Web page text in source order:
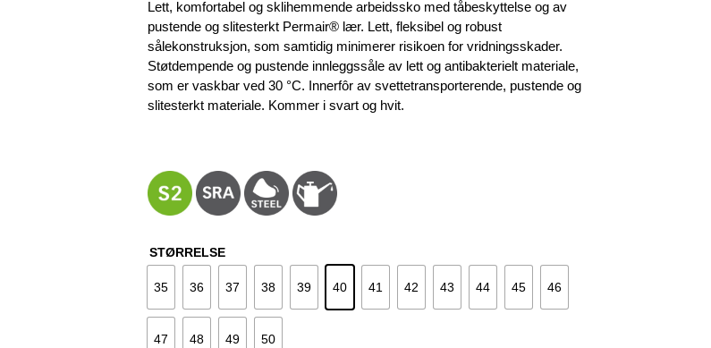
var:
1.569 kr.
er:
1.419 kr.
Lett, komfortabel og sklihemmende arbeidssko med tåbeskyttelse og av
pustende og slitesterkt Permair® lær. Lett, fleksibel og robust
sålekonstruksjon, som samtidig minimerer risikoen for vridningsskader.
Støtdempende og pustende innleggssåle av lett og antibakterielt materiale,
som er vaskbar ved 30 °C. Innerfôr av svettetransporterende, pustende og
slitesterkt materiale. Kommer i svart og hvit.
STØRRELSE
35 36 37 38 39 40 41 42 43 44 45 46
47 48 49 50